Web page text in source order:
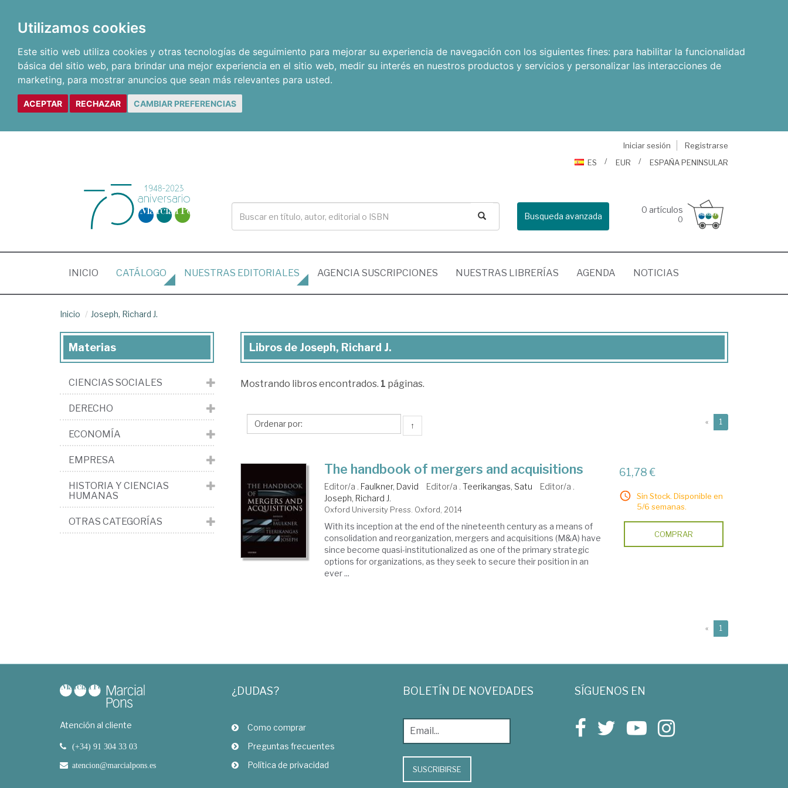
Utilizamos cookies
Este sitio web utiliza cookies y otras tecnologías de seguimiento para mejorar su experiencia de navegación con los siguientes fines: para habilitar la funcionalidad
básica del sitio web, para brindar una mejor experiencia en el sitio web, medir su interés en nuestros productos y servicios y personalizar las interacciones de
marketing, para mostrar anuncios que sean más relevantes para usted.
ACEPTAR RECHAZAR CAMBIAR PREFERENCIAS
Iniciar sesión
Registrarse
ES
EUR ESPAÑA PENINSULAR
Busqueda avanzada
0 artículos
0
INICIO (CURRENT)
CATÁLOGO NUESTRAS EDITORIALES AGENCIA SUSCRIPCIONES NUESTRAS LIBRERÍAS AGENDA NOTICIAS
Inicio Joseph, Richard J.
Libros
Joseph,
Libros de Joseph, Richard J.
Mostrando libros encontrados. 1 páginas.
↑ « 1
The handbook of mergers and acquisitions
Editor/a . Faulkner, David Editor/a .Teerikangas, Satu
Editor/a .
Joseph, Richard J.
Oxford University Press. Oxford, 2014
With its inception at the end of the nineteenth century as a means of
consolidation and reorganization, mergers and acquisitions (M&A) have
since become quasi-institutionalized as one of the primary strategic
options for organizations, as they seek to secure their position in an
ever ...
61,78 €
Sin Stock. Disponible en
5/6 semanas.
COMPRAR
« 1
Materias
CIENCIAS SOCIALES
DERECHO
ECONOMÍA
EMPRESA
HISTORIA Y CIENCIAS
HUMANAS
OTRAS CATEGORÍAS
Atención al cliente
(+34) 91 304 33 03
atencion@marcialpons.es
¿DUDAS?
Como comprar
Preguntas frecuentes
Política de privacidad
BOLETÍN DE NOVEDADES
SUSCRIBIRSE
SÍGUENOS EN